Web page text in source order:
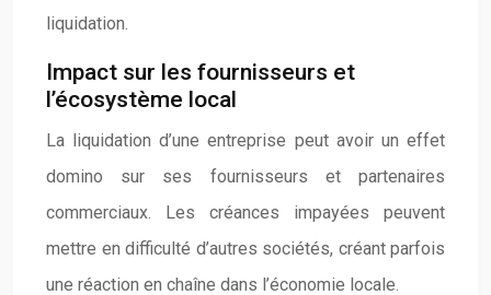
liquidation.
Impact sur les fournisseurs et
l’écosystème local
La liquidation d’une entreprise peut avoir un effet
domino sur ses fournisseurs et partenaires
commerciaux. Les créances impayées peuvent
mettre en difficulté d’autres sociétés, créant parfois
une réaction en chaîne dans l’économie locale.